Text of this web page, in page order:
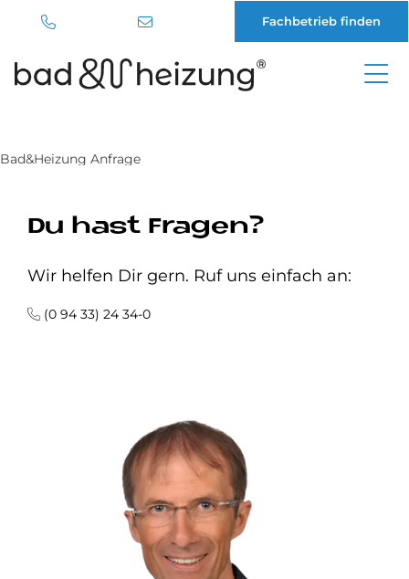
Fachbetrieb finden
Bad&Heizung Anfrage
Du hast Fragen?
Wir helfen Dir gern. Ruf uns einfach an:
(0 94 33) 24 34-0